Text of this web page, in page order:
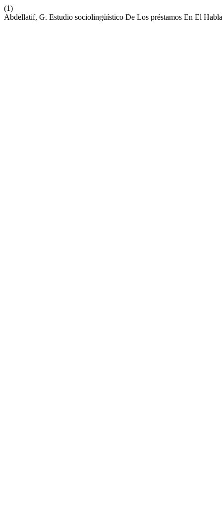
(1)
Abdellatif, G. Estudio sociolingüístico De Los préstamos En El